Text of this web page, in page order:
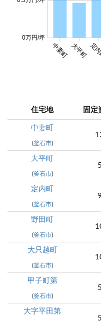
中妻町大平町定
0万円/坪
住宅地 固定
中妻町
(釜石市)
大平町
(釜石市)
定内町
(釜石市)
野田町
(釜石市)
大只越町
(釜石市)
甲子町第
(釜石市)
大字平田第